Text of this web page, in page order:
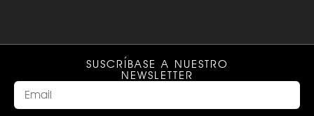
SUSCRÍBASE A NUESTRO
NEWSLETTER